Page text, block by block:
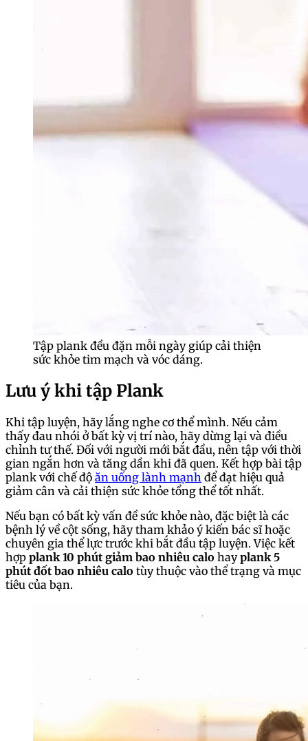
Tập plank đều đặn mỗi ngày giúp cải thiện
sức khỏe tim mạch và vóc dáng.
Lưu ý khi tập Plank
Khi tập luyện, hãy lắng nghe cơ thể mình. Nếu cảm
thấy đau nhói ở bất kỳ vị trí nào, hãy dừng lại và điều
chỉnh tư thế. Đối với người mới bắt đầu, nên tập với thời
gian ngắn hơn và tăng dần khi đã quen. Kết hợp bài tập
plank với chế độ ăn uống lành mạnh để đạt hiệu quả
giảm cân và cải thiện sức khỏe tổng thể tốt nhất.
Nếu bạn có bất kỳ vấn đề sức khỏe nào, đặc biệt là các
bệnh lý về cột sống, hãy tham khảo ý kiến bác sĩ hoặc
chuyên gia thể lực trước khi bắt đầu tập luyện. Việc kết
hợp plank 10 phút giảm bao nhiêu calo hayplank 5
phút đốt bao nhiêu calo tùy thuộc vào thể trạng và mục
tiêu của bạn.